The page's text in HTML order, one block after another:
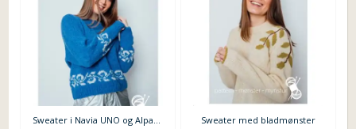
Sweater i Navia UNO og Alpakka Sweater med bladmønster